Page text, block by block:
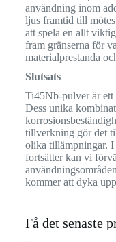
användning inom
ljus framtid till
att spela en allt
fram gränserna för
materialprestanda
Slutsats
Ti45Nb-pulver är ett
Dess unika
tillverkning gör det
olika tillämpningar.
fortsätter kan vi
kommer att dyka
Få det senaste